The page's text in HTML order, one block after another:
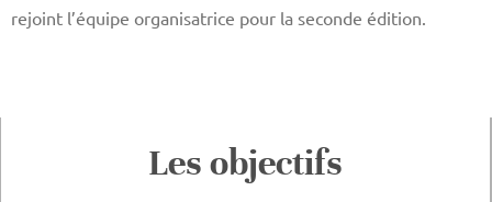
rejoint l’équipe organisatrice pour la seconde édition.
Les objectifs